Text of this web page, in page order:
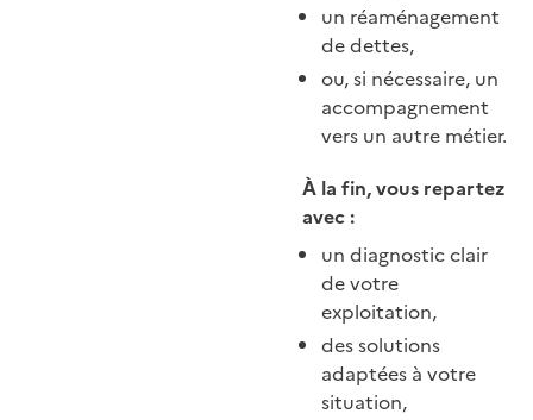
un réaménagement
de dettes,
ou, si nécessaire, un
accompagnement
vers un autre métier.
À la fin, vous repartez
avec :
un diagnostic clair
de votre
exploitation,
des solutions
adaptées à votre
situation,